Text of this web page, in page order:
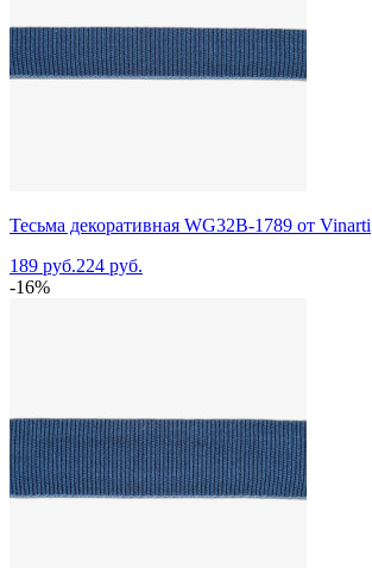
Тесьма декоративная WG32B-1789 от Vinarti
189 руб.224 руб.
-16%